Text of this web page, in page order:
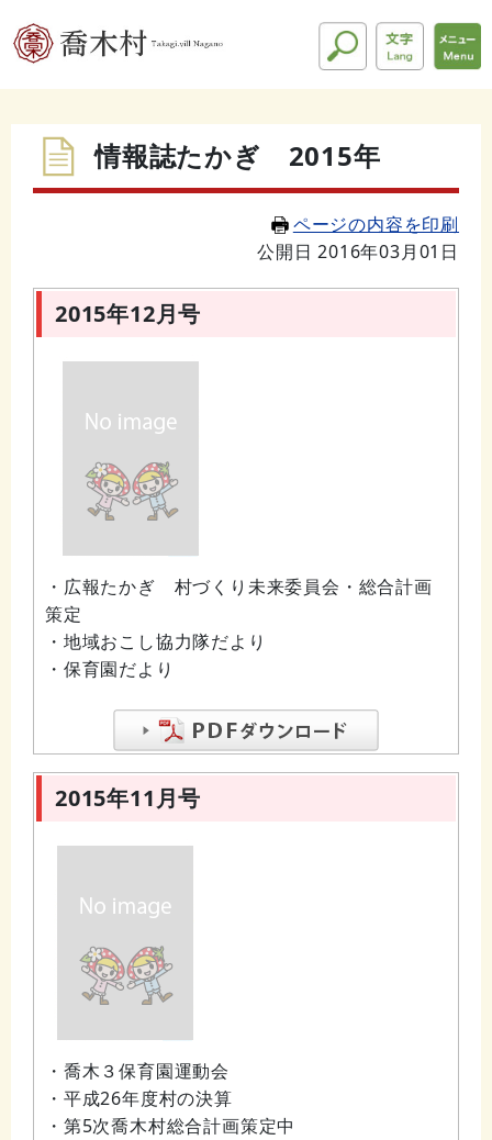
情報誌たかぎ 2015年
ページの内容を印刷
公開日 2016年03月01日
2015年12月号
・広報たかぎ 村づくり未来委員会・総合計画
策定
・地域おこし協力隊だより
・保育園だより
2015年11月号
・喬木３保育園運動会
・平成26年度村の決算
・第5次喬木村総合計画策定中